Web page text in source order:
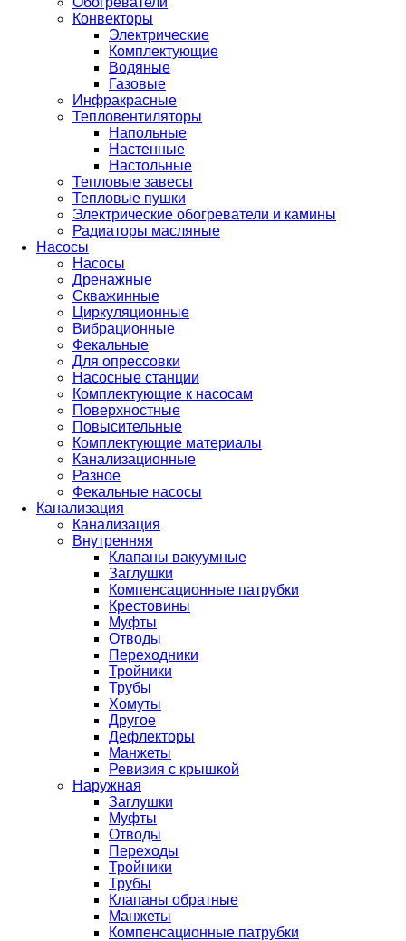
Конвекторы
Электрические
Комплектующие
Водяные
Газовые
Инфракрасные
Тепловентиляторы
Напольные
Настенные
Настольные
Тепловые завесы
Тепловые пушки
Электрические обогреватели и камины
Радиаторы масляные
Насосы
Насосы
Дренажные
Скважинные
Циркуляционные
Вибрационные
Фекальные
Для опрессовки
Насосные станции
Комплектующие к насосам
Поверхностные
Повысительные
Комплектующие материалы
Канализационные
Разное
Фекальные насосы
Канализация
Канализация
Внутренняя
Клапаны вакуумные
Заглушки
Компенсационные патрубки
Крестовины
Муфты
Отводы
Переходники
Тройники
Трубы
Хомуты
Другое
Дефлекторы
Манжеты
Ревизия с крышкой
Наружная
Заглушки
Муфты
Отводы
Переходы
Тройники
Трубы
Клапаны обратные
Манжеты
Компенсационные патрубки